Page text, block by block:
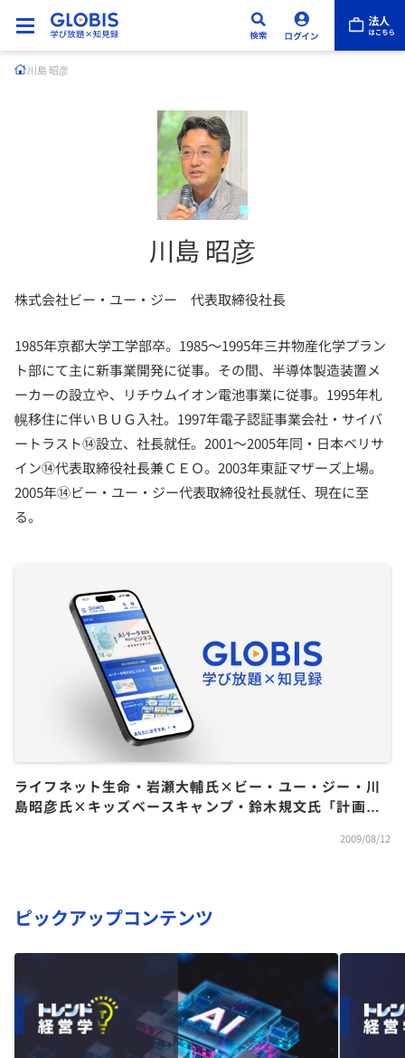
川島 昭彦
川島 昭彦
株式会社ビー・ユー・ジー 代表取締役社長
1985年京都大学工学部卒。1985〜1995年三井物産化学プラン
ト部にて主に新事業開発に従事。その間、半導体製造装置メ
ーカーの設立や、リチウムイオン電池事業に従事。1995年札
幌移住に伴いＢＵＧ入社。1997年電子認証事業会社・サイバ
ートラスト⑭設立、社長就任。2001〜2005年同・日本ベリサ
イン⑭代表取締役社長兼ＣＥＯ。2003年東証マザーズ上場。
2005年⑭ビー・ユー・ジー代表取締役社長就任、現在に至
る。
ライフネット生命・岩瀬大輔氏×ビー・ユー・ジー・川
島昭彦氏×キッズベースキャンプ・鈴木規文氏「計画さ
2009/08/12
ピックアップコンテンツ